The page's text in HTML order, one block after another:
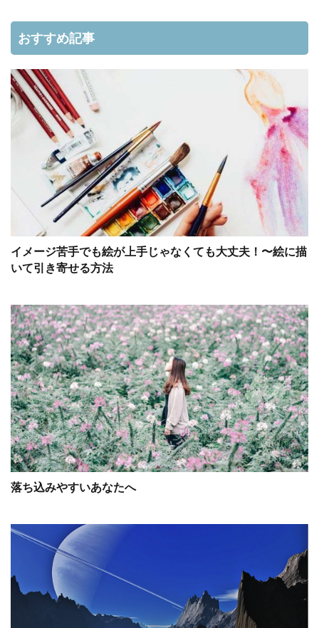
おすすめ記事
イメージ苦手でも絵が上手じゃなくても大丈夫！〜絵に描
いて引き寄せる方法
落ち込みやすいあなたへ